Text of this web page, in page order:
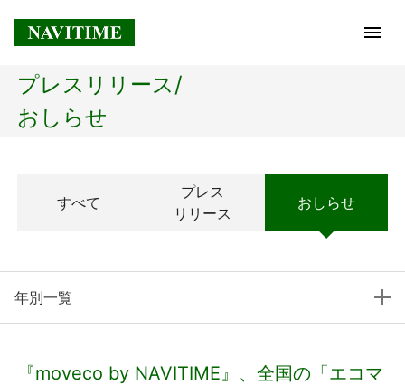
トップページ
経営理念
プレスリリース/
おしらせ
すべて
プレス
リリース
おしらせ
年別一覧
『moveco by NAVITIME』、全国の「エコマ